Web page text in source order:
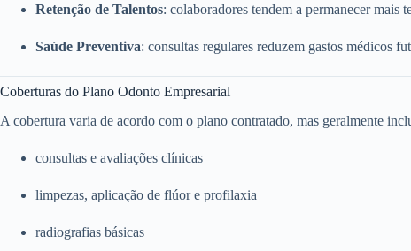
Retenção de Talentos: colaboradores tendem a permanecer mais
Saúde Preventiva: consultas regulares reduzem gastos médicos
Coberturas do Plano Odonto Empresarial
A cobertura varia de acordo com o plano contratado, mas geralmente
consultas e avaliações clínicas
limpezas, aplicação de flúor e profilaxia
radiografias básicas